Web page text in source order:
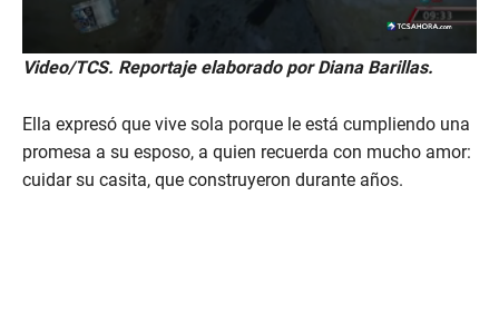
Video/TCS. Reportaje elaborado por Diana Barillas.
Ella expresó que vive sola porque le está cumpliendo una
promesa a su esposo, a quien recuerda con mucho amor:
cuidar su casita, que construyeron durante años.